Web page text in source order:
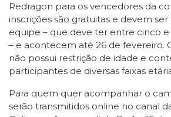
Redragon para os vencedores da
inscrições são gratuitas e devem
equipe – que deve ter entre cinco
– e acontecem até 26 de fevereiro.
não possui restrição de idade e
participantes de diversas faixas
Para quem quer acompanhar o
serão transmitidos online no canal